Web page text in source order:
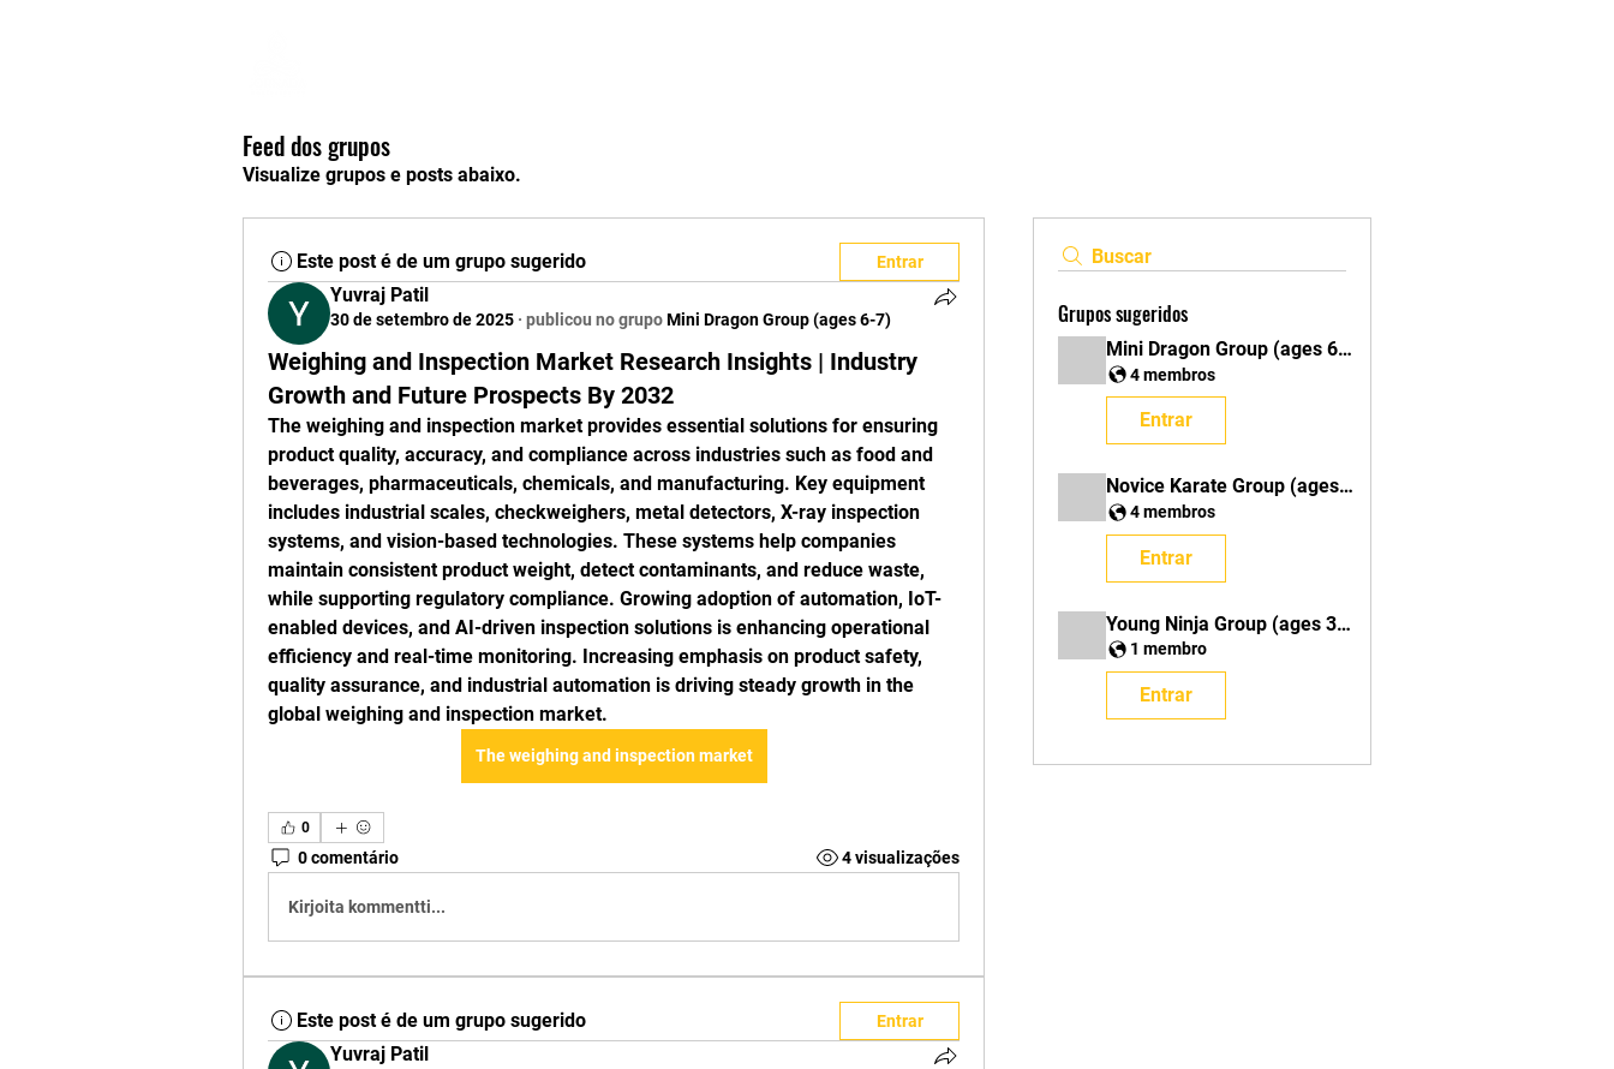
Feed dos grupos
Visualize grupos e posts abaixo.
Buscar
Grupos sugeridos
Mini Dragon Group (ages 6-7)
4 membros
Entrar
Novice Karate Group (ages 8 & up)
4 membros
Entrar
Young Ninja Group (ages 3-5)
1 membro
Entrar
Este post é de um grupo sugerido Entrar
Yuvraj Patil
30 de setembro de 2025 · publicou no grupoMini Dragon Group (ages 6-7)
Weighing and Inspection Market Research Insights | Industry
Growth and Future Prospects By 2032
The weighing and inspection market provides essential solutions for ensuring
product quality, accuracy, and compliance across industries such as food and
beverages, pharmaceuticals, chemicals, and manufacturing. Key equipment
includes industrial scales, checkweighers, metal detectors, X-ray inspection
systems, and vision-based technologies. These systems help companies
maintain consistent product weight, detect contaminants, and reduce waste,
while supporting regulatory compliance. Growing adoption of automation, IoT-
enabled devices, and AI-driven inspection solutions is enhancing operational
efficiency and real-time monitoring. Increasing emphasis on product safety,
quality assurance, and industrial automation is driving steady growth in the
global weighing and inspection market.
The weighing and inspection market
0
0 comentário 4 visualizações
Kirjoita kommentti...
Este post é de um grupo sugerido Entrar
Yuvraj Patil